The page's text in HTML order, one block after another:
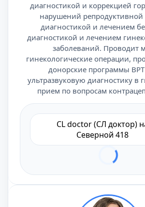
диагностикой и коррекцией
нарушений репродуктивной
диагностикой и лечением
диагностикой и лечением
заболеваний. Проводит
гинекологические операции,
донорские программы
ультразвуковую диагностику в
прием по вопросам
CL doctor (СЛ доктор)
Северной 418